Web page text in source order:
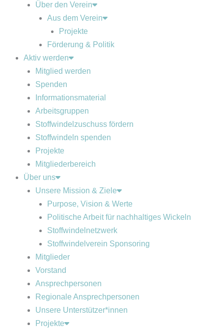
Über den Verein
Aus dem Verein
Projekte
Förderung & Politik
Aktiv werden
Mitglied werden
Spenden
Informationsmaterial
Arbeitsgruppen
Stoffwindelzuschuss fördern
Stoffwindeln spenden
Projekte
Mitgliederbereich
Über uns
Unsere Mission & Ziele
Purpose, Vision & Werte
Politische Arbeit für nachhaltiges Wickeln
Stoffwindelnetzwerk
Stoffwindelverein Sponsoring
Mitglieder
Vorstand
Ansprechpersonen
Regionale Ansprechpersonen
Unsere Unterstützer*innen
Projekte